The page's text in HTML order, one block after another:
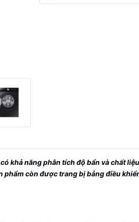
có khả năng phân tích độ bẩn và chất
phẩm còn được trang bị bảng điều